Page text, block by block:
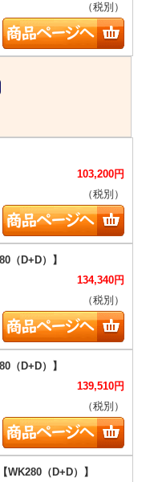
（税別）
103,200円
（税別）
134,340円
（税別）
139,510円
（税別）